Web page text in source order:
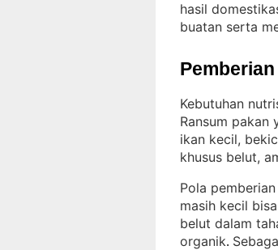
hasil
buatan serta
Kebutuhan
Ransum pakan
ikan kecil,
khusus belut,
Pola
masih kecil
belut dalam
organik.